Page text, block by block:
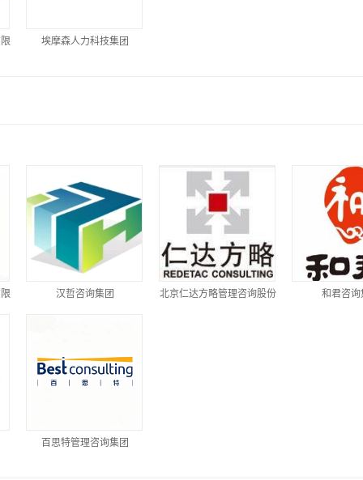
埃摩森人力科技集团
汉哲咨询集团 北京仁达方略管理咨询股份 和君咨询
百思特管理咨询集团